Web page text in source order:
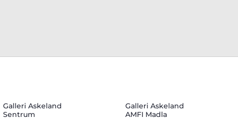
Galleri Askeland
Sentrum
Galleri Askeland
AMFI Madla